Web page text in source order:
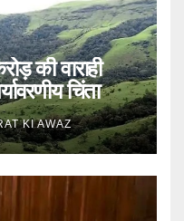
की वाराही
चिंता
KI AWAZ